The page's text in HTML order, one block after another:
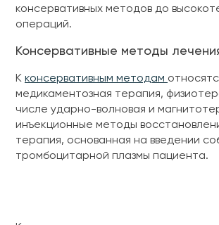
консервативных методов до
операций.
Консервативные методы
К консервативным методам
медикаментозная терапия,
числе ударно-волновая и
инъекционные методы
терапия, основанная на введении
тромбоцитарной плазмы пациента.